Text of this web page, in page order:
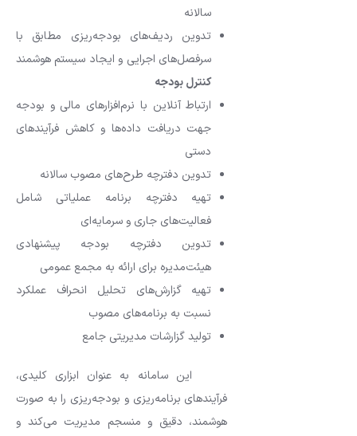
سالانه
تدوین ردیف‌های بودجه‌ریزی مطابق با
سرفصل‌های اجرایی و ایجاد سیستم هوشمند
کنترل بودجه
ارتباط آنلاین با نرم‌افزارهای مالی و بودجه
جهت دریافت داده‌ها و کاهش فرآیندهای
دستی
تدوین دفترچه طرح‌های مصوب سالانه
تهیه دفترچه برنامه عملیاتی شامل
فعالیت‌های جاری و سرمایه‌ای
تدوین دفترچه بودجه پیشنهادی
هیئت‌مدیره برای ارائه به مجمع عمومی
تهیه گزارش‌های تحلیل انحراف عملکرد
نسبت به برنامه‌های مصوب
تولید گزارشات مدیریتی جامع
این سامانه به عنوان ابزاری کلیدی،
فرآیندهای برنامه‌ریزی و بودجه‌ریزی را به صورت
هوشمند، دقیق و منسجم مدیریت می‌کند و